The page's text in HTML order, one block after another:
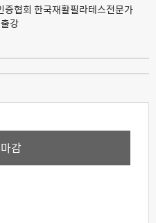
협회 한국재활필라테스전문가
강
감